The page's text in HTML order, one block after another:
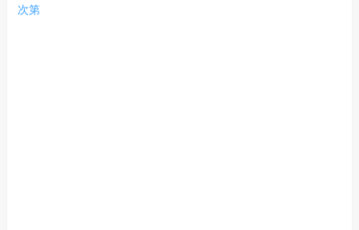
次第